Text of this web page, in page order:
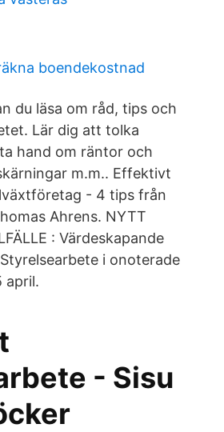
boendekostnad
du läsa om råd, tips och
Lär dig att tolka
hand om räntor och
m.m.. Effektivt
- 4 tips från
Ahrens. NYTT
: Värdeskapande
i onoterade
april.
- Sisu